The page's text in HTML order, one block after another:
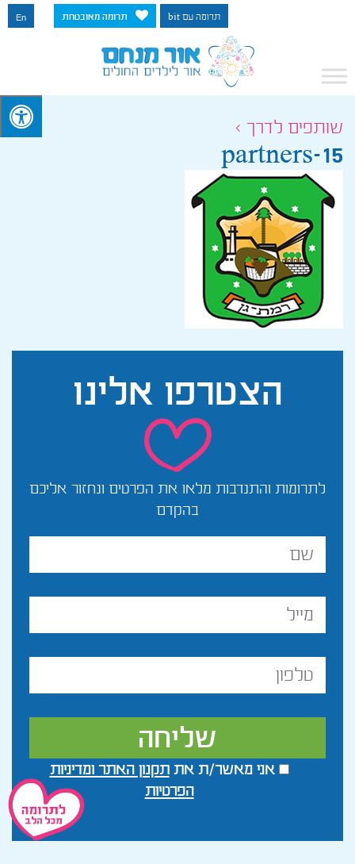
תרומה עם bit תרומה מאובטחת En
שותפים לדרך >
partners-15
הצטרפו אלינו
לתרומות והתנדבות מלאו את הפרטים ונחזור אליכם
בהקדם
אני מאשר/ת אתתקנון האתר ומדיניות
הפרטיות